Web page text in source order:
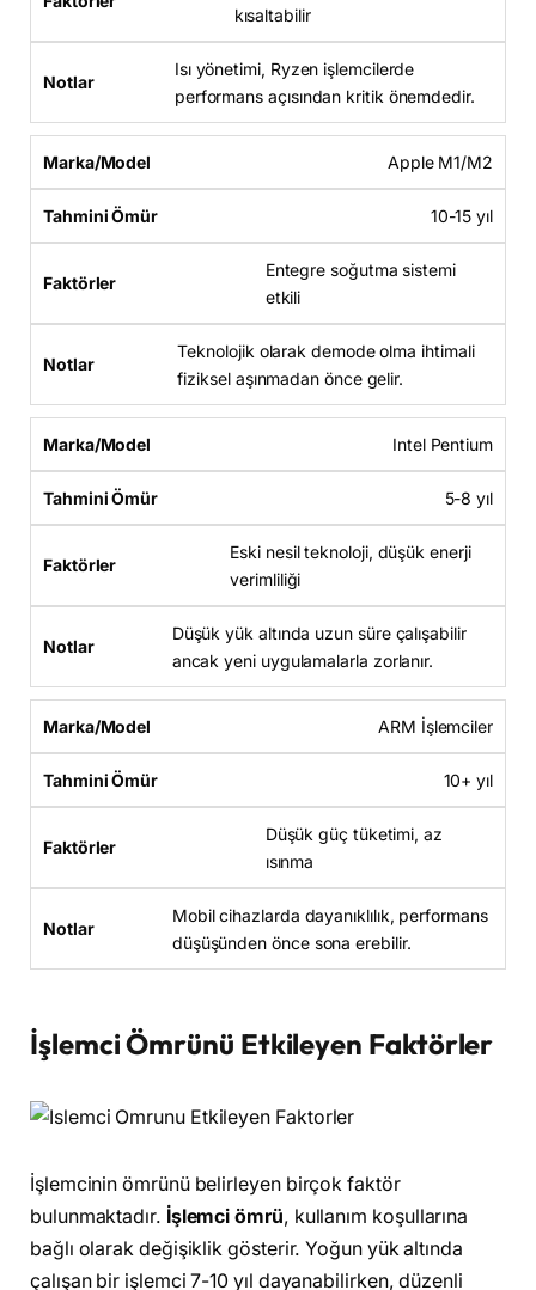
kısaltabilir
Isı yönetimi, Ryzen işlemcilerde
performans açısından kritik önemdedir.
Apple M1/M2
10-15 yıl
Entegre soğutma sistemi
etkili
Teknolojik olarak demode olma ihtimali
fiziksel aşınmadan önce gelir.
Intel Pentium
5-8 yıl
Eski nesil teknoloji, düşük enerji
verimliliği
Düşük yük altında uzun süre çalışabilir
ancak yeni uygulamalarla zorlanır.
ARM İşlemciler
10+ yıl
Düşük güç tüketimi, az
ısınma
Mobil cihazlarda dayanıklılık, performans
düşüşünden önce sona erebilir.
İşlemci Ömrünü Etkileyen Faktörler
İşlemcinin ömrünü belirleyen birçok faktör
bulunmaktadır. İşlemci ömrü, kullanım koşullarına
bağlı olarak değişiklik gösterir. Yoğun yük altında
çalışan bir işlemci 7-10 yıl dayanabilirken, düzenli